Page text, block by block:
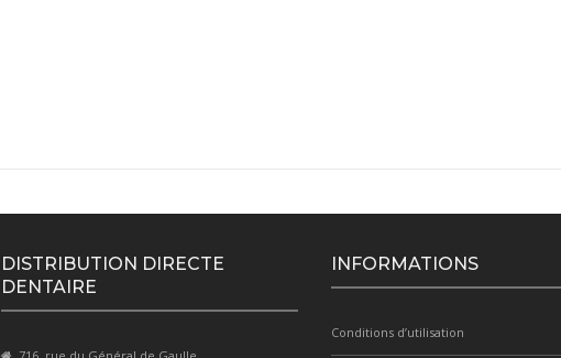
DISTRIBUTION DIRECTE
DENTAIRE
INFORMATIONS
Conditions d’utilisation